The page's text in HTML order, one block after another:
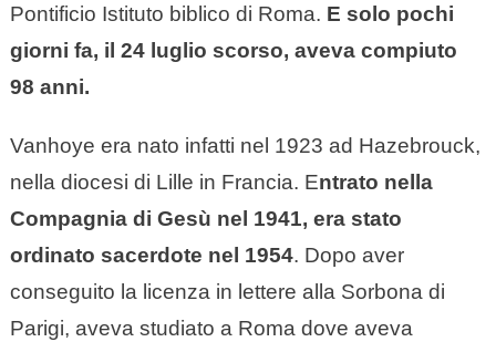
Pontificio Istituto biblico di Roma. E solo pochi
giorni fa, il 24 luglio scorso, aveva compiuto
98 anni.
Vanhoye era nato infatti nel 1923 ad Hazebrouck,
nella diocesi di Lille in Francia. Entrato nella
Compagnia di Gesù nel 1941, era stato
ordinato sacerdote nel 1954. Dopo aver
conseguito la licenza in lettere alla Sorbona di
Parigi, aveva studiato a Roma dove aveva